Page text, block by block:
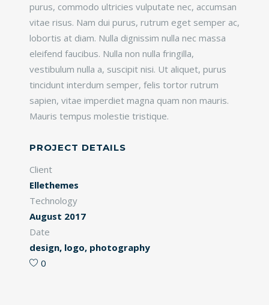
purus, commodo ultricies vulputate nec, accumsan
vitae risus. Nam dui purus, rutrum eget semper ac,
lobortis at diam. Nulla dignissim nulla nec massa
eleifend faucibus. Nulla non nulla fringilla,
vestibulum nulla a, suscipit nisi. Ut aliquet, purus
tincidunt interdum semper, felis tortor rutrum
sapien, vitae imperdiet magna quam non mauris.
Mauris tempus molestie tristique.
PROJECT DETAILS
Client
Ellethemes
Technology
August 2017
Date
design, logo, photography
0